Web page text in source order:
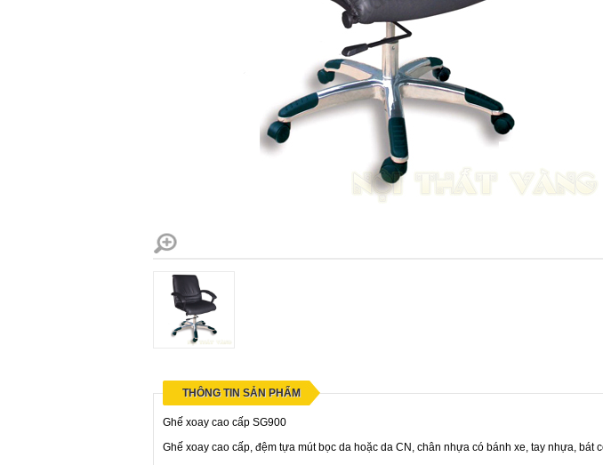
THÔNG TIN SẢN PHẨM
Ghế xoay cao cấp SG900
Ghế xoay cao cấp, đệm tựa mút bọc da hoặc da CN, chân nhựa có bánh xe, tay nhựa,